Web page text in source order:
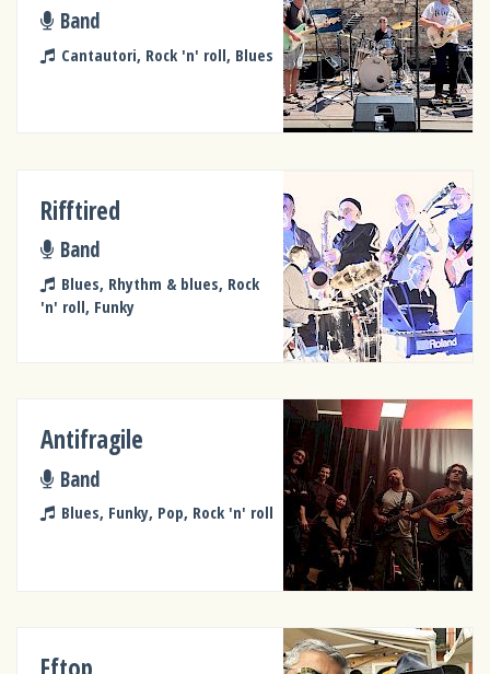
Band
Cantautori, Rock 'n' roll, Blues
Rifftired
Band
Blues, Rhythm & blues, Rock
'n' roll, Funky
Antifragile
Band
Blues, Funky, Pop, Rock 'n' roll